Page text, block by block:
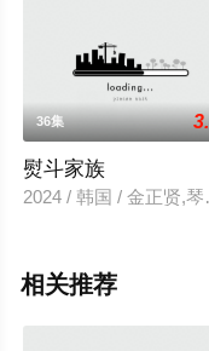
36集
熨斗家族
2024 / 韩国 / 金正贤,
相关推荐